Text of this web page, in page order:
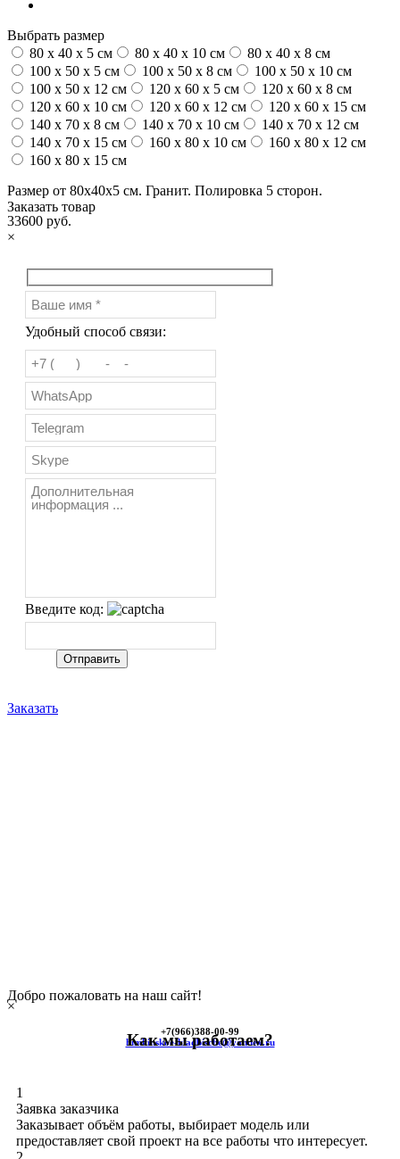
Выбрать размер
80 x 40 x 5 см
80 x 40 x 10 см
80 x 40 x 8 см
100 x 50 x 5 см
100 х 50 х 8 см
100 x 50 x 10 см
100 x 50 x 12 см
120 x 60 x 5 см
120 x 60 x 8 см
120 x 60 x 10 см
120 x 60 x 12 см
120 x 60 x 15 см
140 x 70 x 8 см
140 x 70 x 10 см
140 x 70 x 12 см
140 x 70 x 15 см
160 x 80 x 10 см
160 x 80 x 12 см
160 x 80 x 15 см
Размер от 80х40х5 см. Гранит. Полировка 5 сторон.
33600 руб.
Заказать товар
×
Удобный способ связи:
Введите код:
Заказать
Добро пожаловать на наш сайт!
+7(966)388-00-99
himkinskoe-kladbische@yandex.ru
×
Как мы работаем?
1
Заявка заказчика
Заказывает объём работы, выбирает модель или
предоставляет свой проект на все работы что интересует.